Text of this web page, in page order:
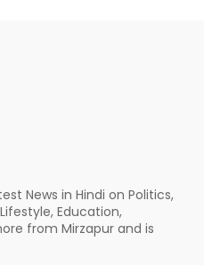
News in Hindi on Politics,
Education,
from Mirzapur and is